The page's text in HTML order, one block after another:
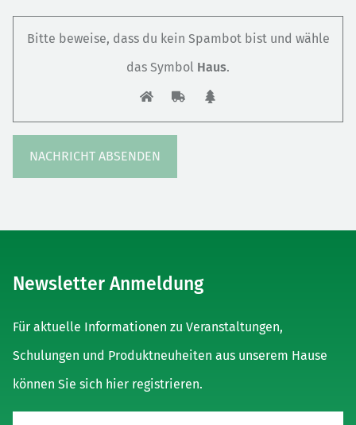
Bitte beweise, dass du kein Spambot bist und wähle
das Symbol Haus.
Newsletter Anmeldung
Für aktuelle Informationen zu Veranstaltungen,
Schulungen und Produktneuheiten aus unserem Hause
können Sie sich hier registrieren.